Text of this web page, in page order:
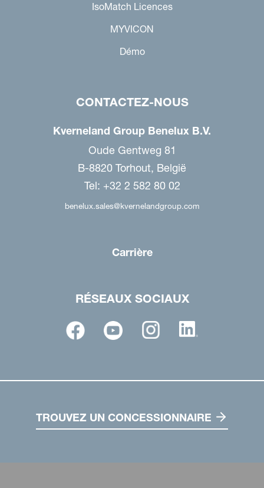
IsoMatch Licences
MYVICON
Démo
CONTACTEZ-NOUS
Kverneland Group Benelux B.V.
Oude Gentweg 81
B-8820 Torhout, België
Tel: +32 2 582 80 02
benelux.sales@kvernelandgroup.com
Carrière
RÉSEAUX SOCIAUX
TROUVEZ UN CONCESSIONNAIRE